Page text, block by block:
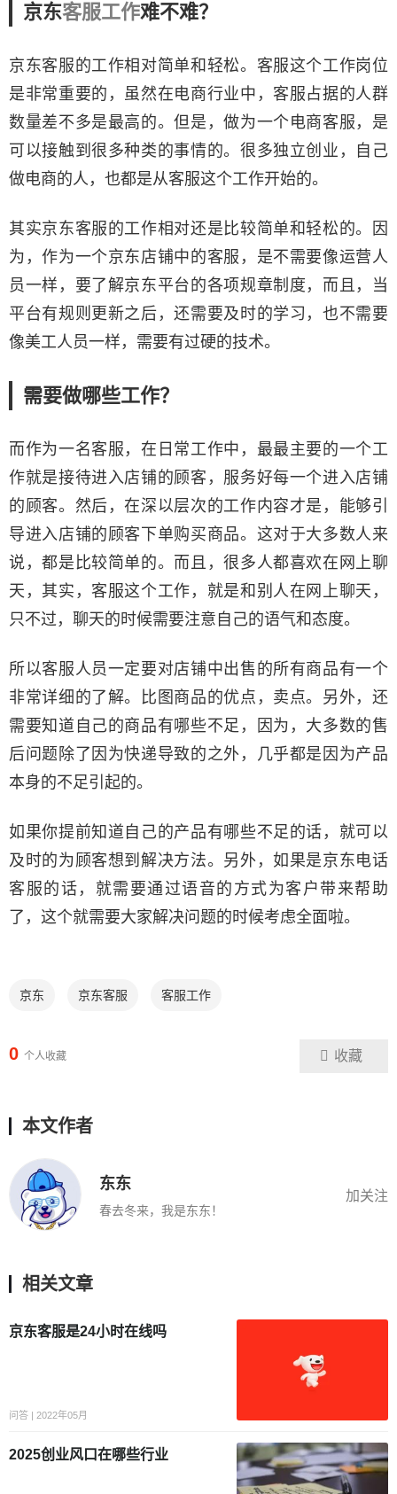
京东客服工作难不难？
京东客服的工作相对简单和轻松。客服这个工作岗位
是非常重要的，虽然在电商行业中，客服占据的人群
数量差不多是最高的。但是，做为一个电商客服，是
可以接触到很多种类的事情的。很多独立创业，自己
做电商的人，也都是从客服这个工作开始的。
其实京东客服的工作相对还是比较简单和轻松的。因
为，作为一个京东店铺中的客服，是不需要像运营人
员一样，要了解京东平台的各项规章制度，而且，当
平台有规则更新之后，还需要及时的学习，也不需要
像美工人员一样，需要有过硬的技术。
需要做哪些工作？
而作为一名客服，在日常工作中，最最主要的一个工
作就是接待进入店铺的顾客，服务好每一个进入店铺
的顾客。然后，在深以层次的工作内容才是，能够引
导进入店铺的顾客下单购买商品。这对于大多数人来
说，都是比较简单的。而且，很多人都喜欢在网上聊
天，其实，客服这个工作，就是和别人在网上聊天，
只不过，聊天的时候需要注意自己的语气和态度。
所以客服人员一定要对店铺中出售的所有商品有一个
非常详细的了解。比图商品的优点，卖点。另外，还
需要知道自己的商品有哪些不足，因为，大多数的售
后问题除了因为快递导致的之外，几乎都是因为产品
本身的不足引起的。
如果你提前知道自己的产品有哪些不足的话，就可以
及时的为顾客想到解决方法。另外，如果是京东电话
客服的话，就需要通过语音的方式为客户带来帮助
了，这个就需要大家解决问题的时候考虑全面啦。
京东 京东客服 客服工作
0 个人收藏 收藏
本文作者
东东
春去冬来，我是东东！
加关注
相关文章
京东客服是24小时在线吗
问答 | 2022年05月
2025创业风口在哪些行业